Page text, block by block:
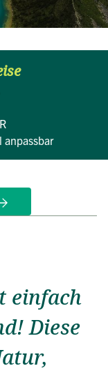
anpassbar
FAQ
einfach
Diese